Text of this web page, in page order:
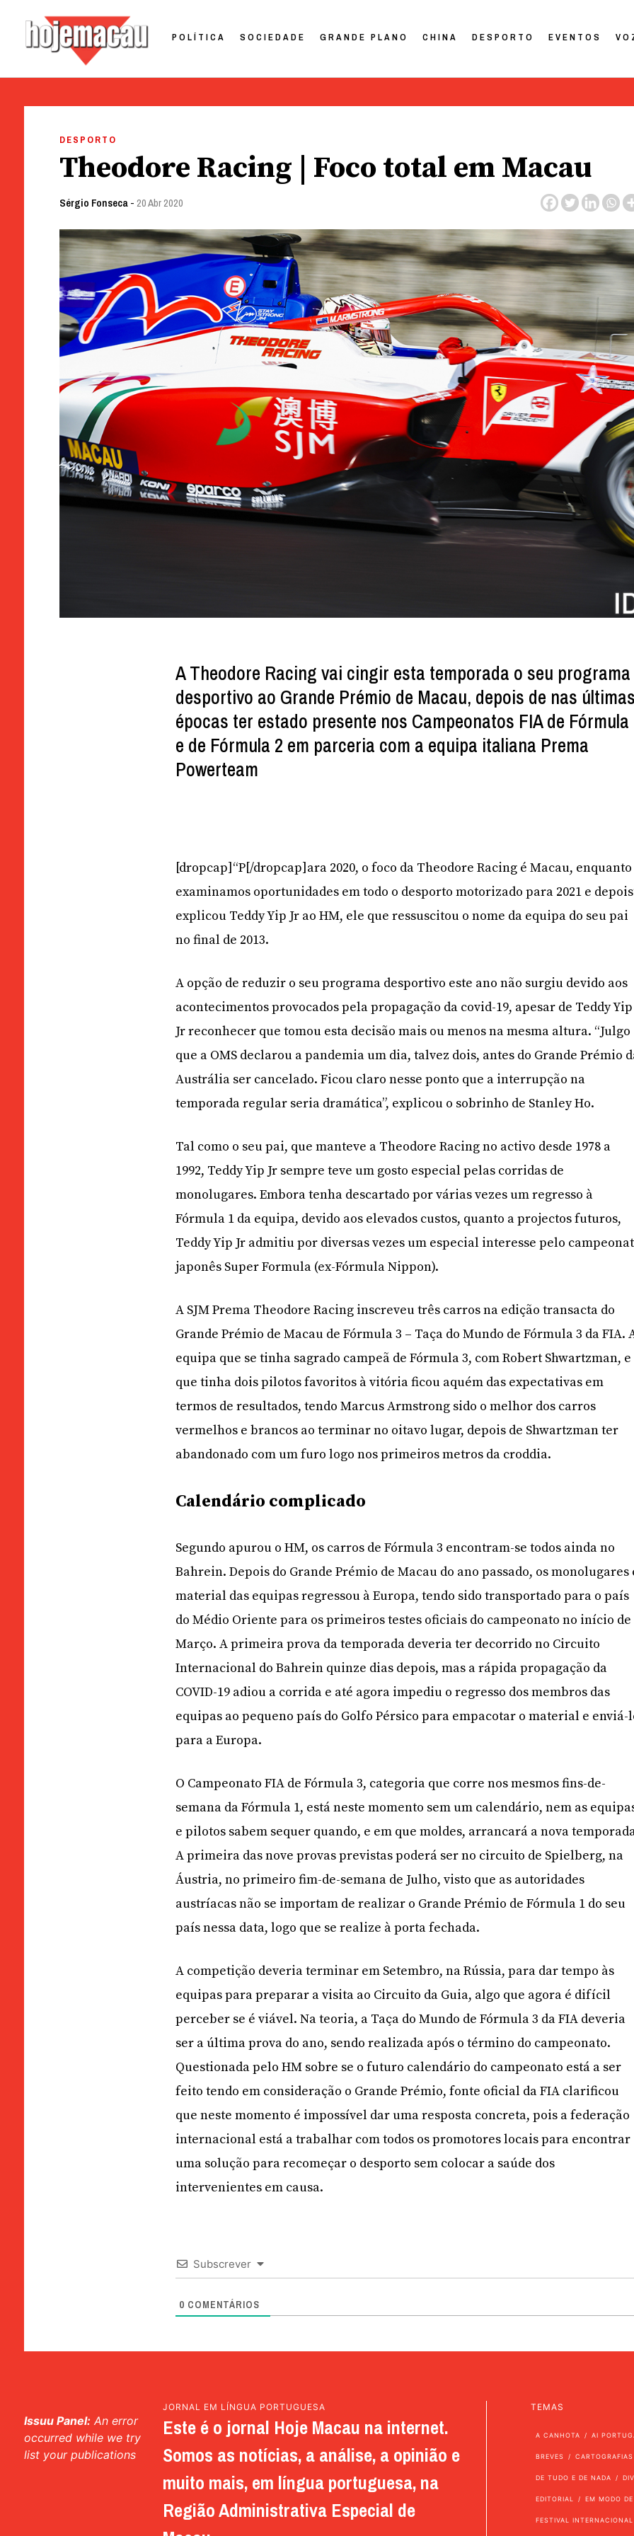
POLÍTICA SOCIEDADE GRANDE PLANO CHINA DESPORTO EVENTOS
DESPORTO
Theodore Racing | Foco total em Macau
Sérgio Fonseca- 20 Abr 2020
A Theodore Racing vai cingir esta temporada o seu programa
desportivo ao Grande Prémio de Macau, depois de nas
épocas ter estado presente nos Campeonatos FIA de Fórmula
e de Fórmula 2 em parceria com a equipa italiana Prema
Powerteam
[dropcap]“P[/dropcap]ara 2020, o foco da Theodore Racing é Macau, enquanto
examinamos oportunidades em todo o desporto motorizado para 2021 e
explicou Teddy Yip Jr ao HM, ele que ressuscitou o nome da equipa do seu pai
no final de 2013.
A opção de reduzir o seu programa desportivo este ano não surgiu devido aos
acontecimentos provocados pela propagação da covid-19, apesar de Teddy Yip
Jr reconhecer que tomou esta decisão mais ou menos na mesma altura. “Julgo
que a OMS declarou a pandemia um dia, talvez dois, antes do Grande Prémio
Austrália ser cancelado. Ficou claro nesse ponto que a interrupção na
temporada regular seria dramática”, explicou o sobrinho de Stanley Ho.
Tal como o seu pai, que manteve a Theodore Racing no activo desde 1978 a
1992, Teddy Yip Jr sempre teve um gosto especial pelas corridas de
monolugares. Embora tenha descartado por várias vezes um regresso à
Fórmula 1 da equipa, devido aos elevados custos, quanto a projectos futuros,
Teddy Yip Jr admitiu por diversas vezes um especial interesse pelo
japonês Super Formula (ex-Fórmula Nippon).
A SJM Prema Theodore Racing inscreveu três carros na edição transacta do
Grande Prémio de Macau de Fórmula 3 – Taça do Mundo de Fórmula 3 da FIA.
equipa que se tinha sagrado campeã de Fórmula 3, com Robert Shwartzman, e
que tinha dois pilotos favoritos à vitória ficou aquém das expectativas em
termos de resultados, tendo Marcus Armstrong sido o melhor dos carros
vermelhos e brancos ao terminar no oitavo lugar, depois de Shwartzman ter
abandonado com um furo logo nos primeiros metros da croddia.
Calendário complicado
Segundo apurou o HM, os carros de Fórmula 3 encontram-se todos ainda no
Bahrein. Depois do Grande Prémio de Macau do ano passado, os monolugares
material das equipas regressou à Europa, tendo sido transportado para o país
do Médio Oriente para os primeiros testes oficiais do campeonato no início de
Março. A primeira prova da temporada deveria ter decorrido no Circuito
Internacional do Bahrein quinze dias depois, mas a rápida propagação da
COVID-19 adiou a corrida e até agora impediu o regresso dos membros das
equipas ao pequeno país do Golfo Pérsico para empacotar o material e enviá-
para a Europa.
O Campeonato FIA de Fórmula 3, categoria que corre nos mesmos fins-de-
semana da Fórmula 1, está neste momento sem um calendário, nem as
e pilotos sabem sequer quando, e em que moldes, arrancará a nova
A primeira das nove provas previstas poderá ser no circuito de Spielberg, na
Áustria, no primeiro fim-de-semana de Julho, visto que as autoridades
austríacas não se importam de realizar o Grande Prémio de Fórmula 1 do seu
país nessa data, logo que se realize à porta fechada.
A competição deveria terminar em Setembro, na Rússia, para dar tempo às
equipas para preparar a visita ao Circuito da Guia, algo que agora é difícil
perceber se é viável. Na teoria, a Taça do Mundo de Fórmula 3 da FIA deveria
ser a última prova do ano, sendo realizada após o término do campeonato.
Questionada pelo HM sobre se o futuro calendário do campeonato está a ser
feito tendo em consideração o Grande Prémio, fonte oficial da FIA clarificou
que neste momento é impossível dar uma resposta concreta, pois a federação
internacional está a trabalhar com todos os promotores locais para encontrar
uma solução para recomeçar o desporto sem colocar a saúde dos
intervenientes em causa.
Subscrever
0 COMENTÁRIOS
Issuu Panel: An error
occurred while we try
list your publications
JORNAL EM LÍNGUA PORTUGUESA
Este é o jornal Hoje Macau na internet.
Somos as notícias, a análise, a opinião e
muito mais, em língua portuguesa, na
Região Administrativa Especial de
TEMAS
A CANHOTA AI
BREVES CARTOGRAFIAS
DE TUDO E DE NADA
EDITORIAL EM MODO
FESTIVAL